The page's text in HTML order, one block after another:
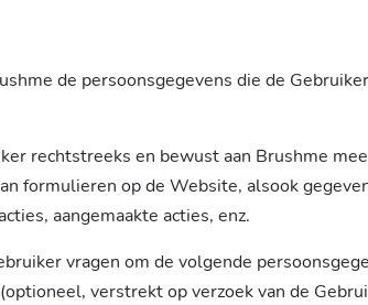
de persoonsgegevens die de
rechtstreeks en bewust aan Brushme
formulieren op de Website, alsook
aangemaakte acties, enz.
vragen om de volgende
verstrekt op verzoek van de